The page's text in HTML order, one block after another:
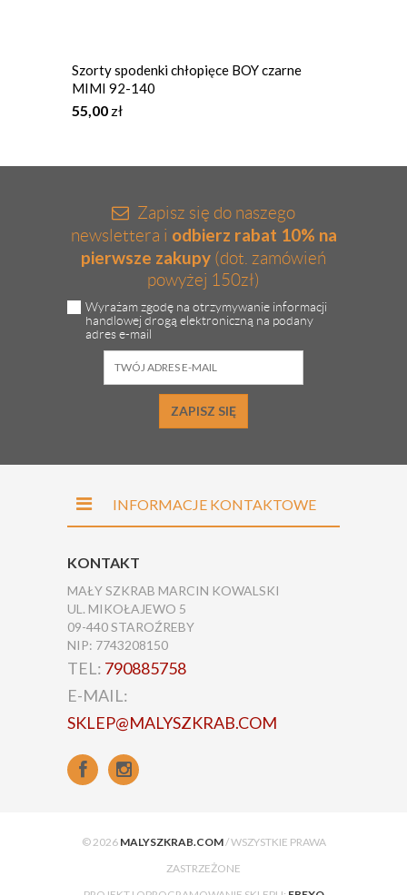
Szorty spodenki chłopięce BOY czarne
MIMI 92-140
55,00 zł
Zapisz się do naszego
newslettera i odbierz rabat 10% na
pierwsze zakupy (dot. zamówień
powyżej 150zł)
Wyrażam zgodę na otrzymywanie informacji
handlowej drogą elektroniczną na podany
adres e-mail
ZAPISZ SIĘ
INFORMACJE KONTAKTOWE
KONTAKT
MAŁY SZKRAB MARCIN KOWALSKI
UL. MIKOŁAJEWO 5
09-440 STAROŹREBY
NIP: 7743208150
TEL: 790885758
E-MAIL:
SKLEP@MALYSZKRAB.COM
© 2026 MALYSZKRAB.COM/ WSZYSTKIE PRAWA
ZASTRZEŻONE